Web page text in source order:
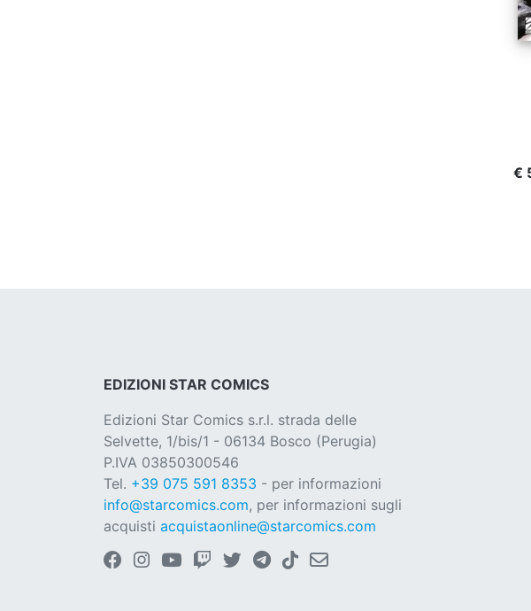
€
EDIZIONI STAR COMICS
Edizioni Star Comics s.r.l. strada delle
Selvette, 1/bis/1 - 06134 Bosco (Perugia)
P.IVA 03850300546
Tel. +39 075 591 8353 - per informazioni
info@starcomics.com, per informazioni sugli
acquisti acquistaonline@starcomics.com